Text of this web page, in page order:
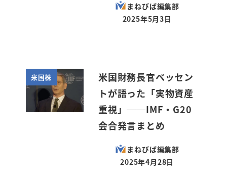
まねびば編集部
投稿日
2025年5月3日
米国株
米国財務長官ベッセン
トが語った「実物資産
重視」──IMF・G20
会合発言まとめ
まねびば編集部
投稿日
2025年4月28日